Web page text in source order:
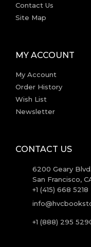
Contact Us
Site Map
MY ACCOUNT
My Account
Order History
Wish List
Newsletter
CONTACT US
6200 Geary Blvd.
San Francisco,
+1 (415) 668 5218
+1 (888) 295